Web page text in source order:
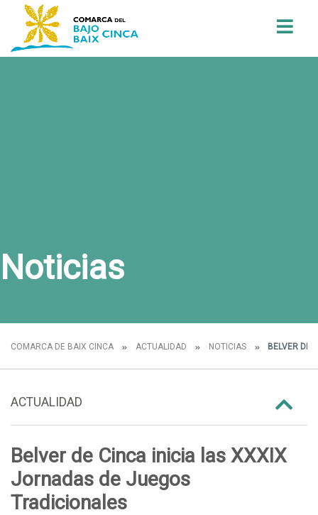
Noticias
COMARCA DE BAIX CINCA ACTUALIDAD NOTICIAS BELVER DE
ACTUALIDAD
Belver de Cinca inicia las XXXIX
Jornadas de Juegos
Tradicionales